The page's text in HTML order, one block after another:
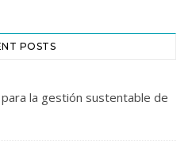
POSTS
la gestión sustentable de